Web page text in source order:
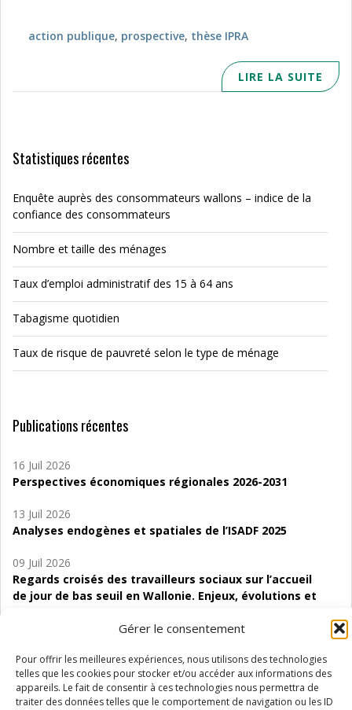
Gérer le consentement
Pour offrir les meilleures expériences, nous utilisons des technologies
telles que les cookies pour stocker et/ou accéder aux informations des
appareils. Le fait de consentir à ces technologies nous permettra de
traiter des données telles que le comportement de navigation ou les ID
action publique, prospective, thèse IPRA
LIRE LA SUITE
Statistiques récentes
Enquête auprès des consommateurs wallons – indice de la
confiance des consommateurs
Nombre et taille des ménages
Taux d’emploi administratif des 15 à 64 ans
Tabagisme quotidien
Taux de risque de pauvreté selon le type de ménage
Publications récentes
16 Juil 2026
Perspectives économiques régionales 2026-2031
13 Juil 2026
Analyses endogènes et spatiales de l’ISADF 2025
09 Juil 2026
Regards croisés des travailleurs sociaux sur l’accueil
de jour de bas seuil en Wallonie. Enjeux, évolutions et
Étude d’évaluabilité des Structures
d’accompagnement à l’autocréation d’emploi (SAACE)